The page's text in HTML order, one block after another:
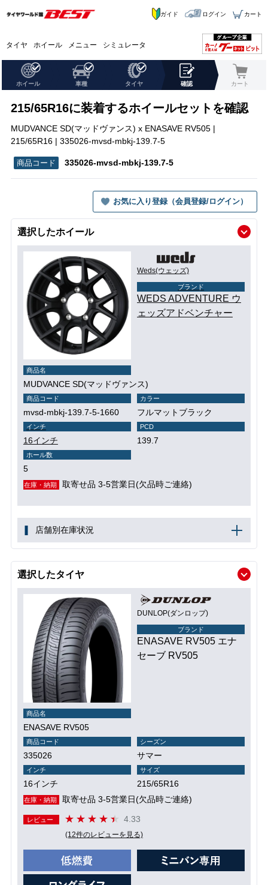
タイヤ ホイール メニュー シミュレータ
ガイド ログイン カート
ホイール 車種 タイヤ 確認 カート
215/65R16に装着するホイールセットを確認
MUDVANCE SD(マッドヴァンス) x ENASAVE RV505 |
215/65R16 | 335026-mvsd-mbkj-139.7-5
335026-mvsd-mbkj-139.7-5
お気に入り登録（会員登録/ログイン）
選択したホイール
Weds(ウェッズ)
ブランド
WEDS ADVENTURE ウ
ェッズアドベンチャー
商品名
MUDVANCE SD(マッドヴァンス)
商品コード
mvsd-mbkj-139.7-5-1660
カラー
フルマットブラック
インチ
16インチ
PCD
139.7
ホール数
5
在庫・納期 取寄せ品 3-5営業日(欠品時ご連絡)
店舗別在庫状況
選択したタイヤ
DUNLOP(ダンロップ)
ブランド
ENASAVE RV505 エナ
セーブ RV505
商品名
ENASAVE RV505
商品コード
335026
シーズン
サマー
インチ
16インチ
サイズ
215/65R16
在庫・納期 取寄せ品 3-5営業日(欠品時ご連絡)
レビュー 4.33
(12件のレビューを見る)